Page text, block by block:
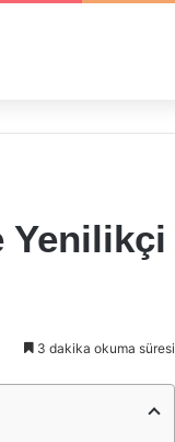
Yenilikçi
3 dakika okuma süresi